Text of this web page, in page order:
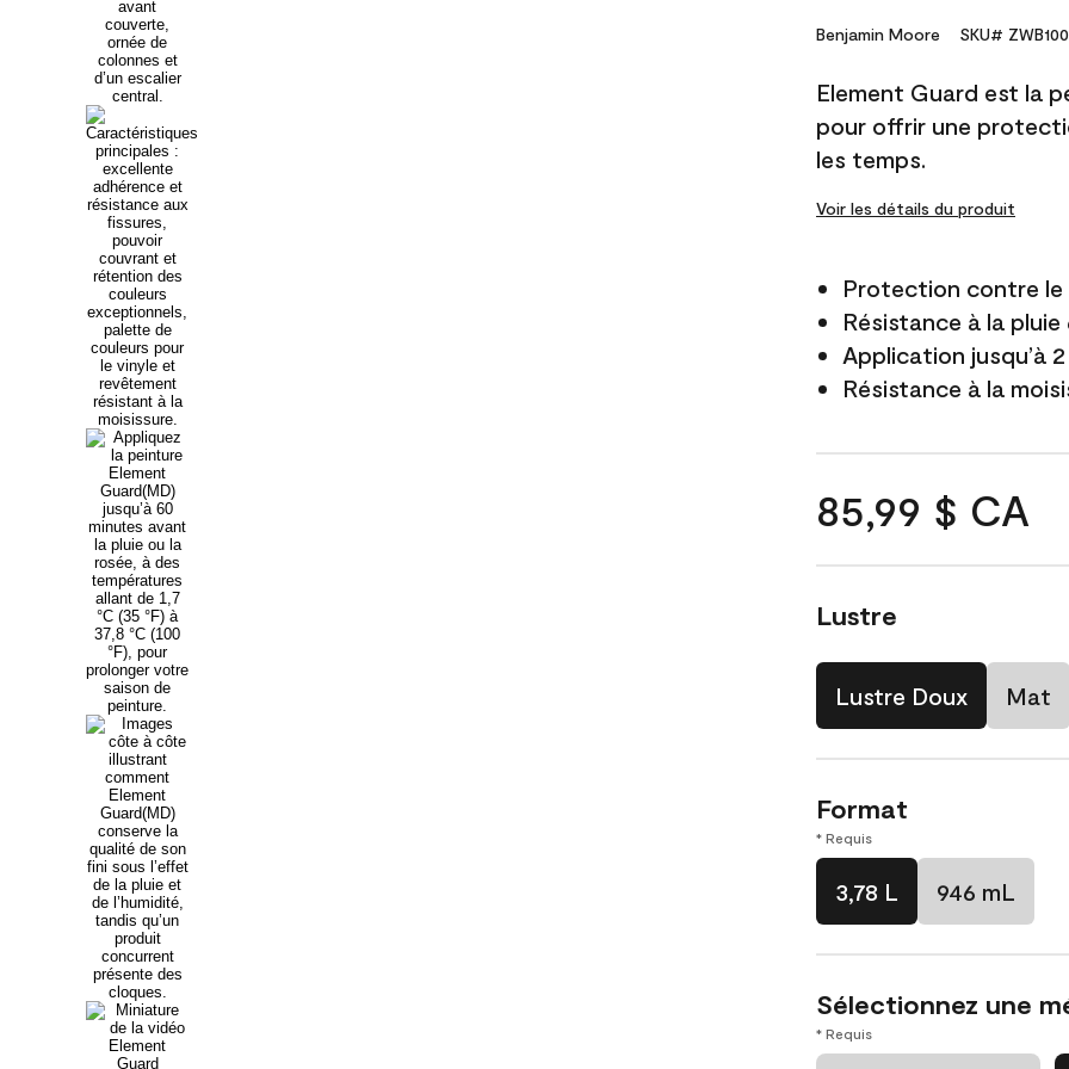
Benjamin Moore SKU#
Element Guard est la
pour offrir une
les temps.
Voir les détails du produit
Protection contre le
Résistance à la
Application jusqu’à 2
Résistance à la
85,99 $ CA
Lustre
Lustre Doux Mat
Format
* Requis
3,78 L 946 mL
Sélectionnez une
* Requis